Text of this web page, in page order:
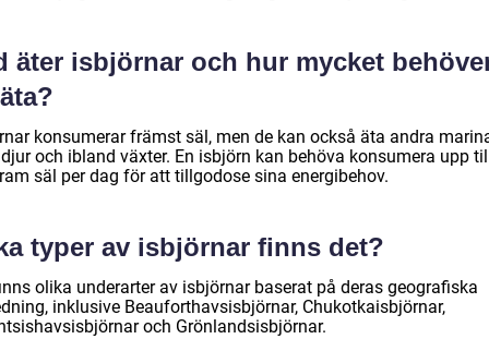
äter isbjörnar och hur mycket
konsumerar främst säl, men de kan också äta andra
och ibland växter. En isbjörn kan behöva konsumera upp
säl per dag för att tillgodose sina energibehov.
typer av isbjörnar finns det?
olika underarter av isbjörnar baserat på deras geografiska
inklusive Beauforthavsisbjörnar, Chukotkaisbjörnar,
och Grönlandsisbjörnar.